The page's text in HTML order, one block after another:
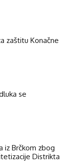
zaštitu Konačne
se
iz Brčkom zbog
Distrikta